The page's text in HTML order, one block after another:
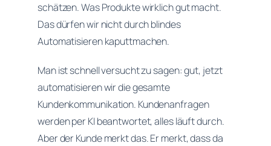
schätzen. Was Produkte wirklich gut macht.
Das dürfen wir nicht durch blindes
Automatisieren kaputtmachen.
Man ist schnell versucht zu sagen: gut, jetzt
automatisieren wir die gesamte
Kundenkommunikation. Kundenanfragen
werden per KI beantwortet, alles läuft durch.
Aber der Kunde merkt das. Er merkt, dass da